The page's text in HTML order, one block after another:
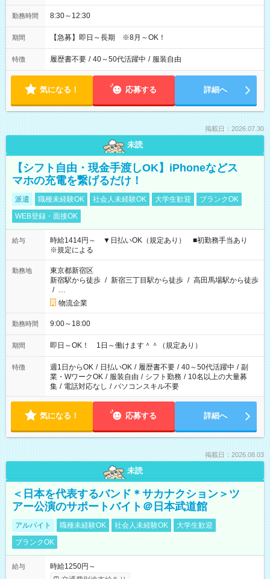
勤務時間 8:30～12:30
期間 【急募】即日～長期 ※8月～OK！
特徴 履歴書不要 / 40～50代活躍中 / 服装自由
気になる！ 応募する 詳細へ
掲載日：2026.07.30
未読
【シフト自由・現金手渡しOK】iPhoneなどス
マホの充電を繋げるだけ！
派遣 職種未経験OK 社会人未経験OK 大学生歓迎
ブランクOK
WEB登録・面接OK
給与
時給1414円～ ▼日払いOK（規定あり） ■初勤務手当あり
※規定による
勤務地
東京都新宿区
新宿駅から徒歩 / 新宿三丁目駅から徒歩 / 高田馬場駅から徒歩
/ …
物流企業
勤務時間 9:00～18:00
期間 即日～OK！ 1日～働けます＾＾（規定あり）
特徴 週1日からOK / 日払いOK / 履歴書不要 / 40～50代活躍中 / 副
業・WワークOK / 服装自由 / シフト勤務 / 10名以上の大量募
集 / 電話対応なし / パソコンスキル不要
気になる！ 応募する 詳細へ
掲載日：2026.08.03
未読
＜日本を代表するバンド＊サカナクション＞ツ
アー公演のサポートバイト＠日本武道館
アルバイト 職種未経験OK 社会人未経験OK
大学生歓迎
ブランクOK
給与
時給1250円～